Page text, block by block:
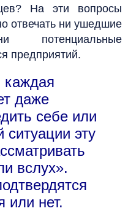
На эти вопросы
отвечать ни ушедшие
потенциальные
предприятий.
даже
себе или
ситуации эту
вслух».
или нет.